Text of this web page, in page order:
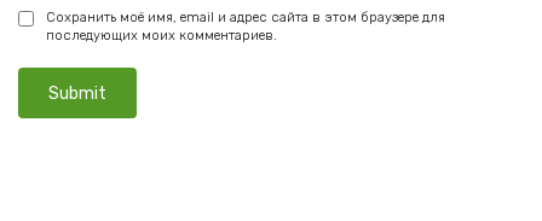
Сохранить моё имя, email и адрес сайта в этом браузере для
последующих моих комментариев.